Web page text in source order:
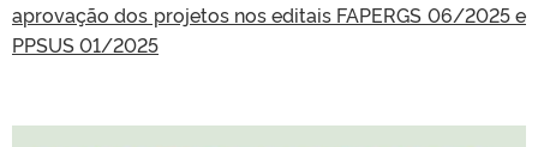
aprovação dos projetos nos editais FAPERGS 06/2025 e
PPSUS 01/2025